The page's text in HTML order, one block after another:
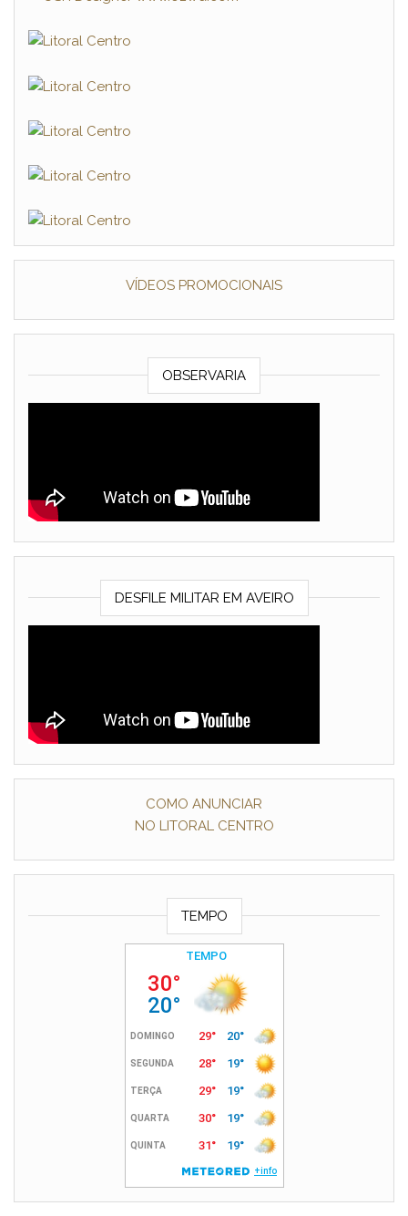
VÍDEOS PROMOCIONAIS
OBSERVARIA
DESFILE MILITAR EM AVEIRO
COMO ANUNCIAR
NO LITORAL CENTRO
TEMPO